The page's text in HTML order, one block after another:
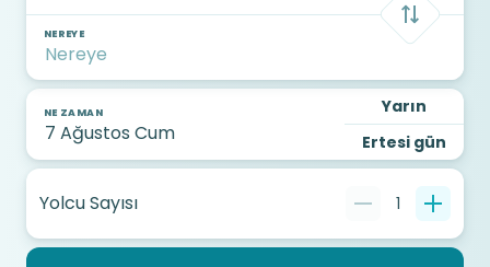
NEREYE
NE ZAMAN
Yarın
Ertesi gün
Yolcu Sayısı 1